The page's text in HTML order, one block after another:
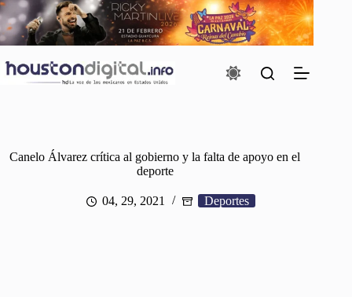
Saltar
al
contenido
Canelo Álvarez crítica al gobierno y la falta de apoyo en el
deporte
04, 29, 2021 Deportes